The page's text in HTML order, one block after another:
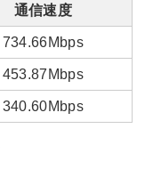
通信速度
734.66Mbps
453.87Mbps
340.60Mbps